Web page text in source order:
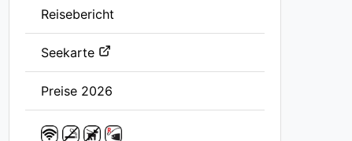
Reisebericht
Seekarte
Preise 2026